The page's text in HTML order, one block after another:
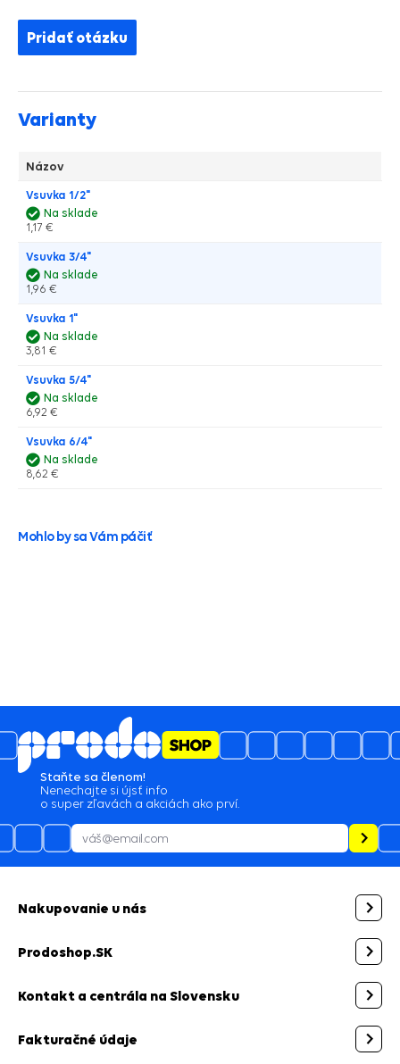
Pridať otázku
Varianty
Názov
Vsuvka 1/2"
Na sklade
1,17 €
Vsuvka 3/4"
Na sklade
1,96 €
Vsuvka 1"
Na sklade
3,81 €
Vsuvka 5/4"
Na sklade
6,92 €
Vsuvka 6/4"
Na sklade
8,62 €
Mohlo by sa Vám páčiť
4.6/5
3489názory
urgencii telefonicky
Staňte sa členom!